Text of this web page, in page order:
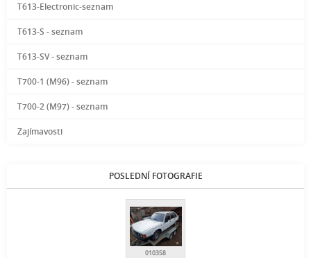
T613-Electronic-seznam
T613-S - seznam
T613-SV - seznam
T700-1 (M96) - seznam
T700-2 (M97) - seznam
Zajímavosti
POSLEDNÍ FOTOGRAFIE
010358